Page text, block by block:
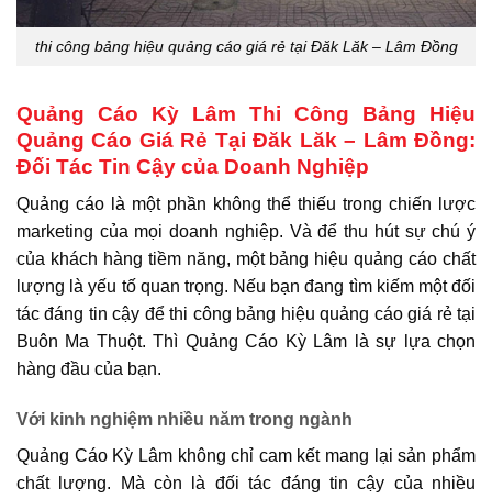
thi công bảng hiệu quảng cáo giá rẻ tại Đăk Lăk – Lâm Đồng
Quảng Cáo Kỳ Lâm Thi Công Bảng Hiệu
Quảng Cáo Giá Rẻ Tại Đăk Lăk – Lâm Đồng:
Đối Tác Tin Cậy của Doanh Nghiệp
Quảng cáo là một phần không thể thiếu trong chiến lược
marketing của mọi doanh nghiệp. Và để thu hút sự chú ý
của khách hàng tiềm năng, một bảng hiệu quảng cáo chất
lượng là yếu tố quan trọng. Nếu bạn đang tìm kiếm một đối
tác đáng tin cậy để thi công bảng hiệu quảng cáo giá rẻ tại
Buôn Ma Thuột. Thì Quảng Cáo Kỳ Lâm là sự lựa chọn
hàng đầu của bạn.
Với kinh nghiệm nhiều năm trong ngành
Quảng Cáo Kỳ Lâm không chỉ cam kết mang lại sản phẩm
chất lượng. Mà còn là đối tác đáng tin cậy của nhiều